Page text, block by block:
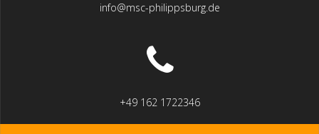
info@msc-philippsburg.de
+49 162 1722346